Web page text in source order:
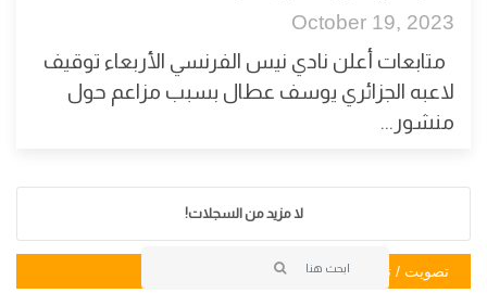
October 19, 2023
متابعات أعلن نادي نيس الفرنسي الأربعاء توقيف
لاعبه الجزائري يوسف عطال بسبب مزاعم حول
منشور...
لا مزيد من السجلات!
تصويت / تصويت